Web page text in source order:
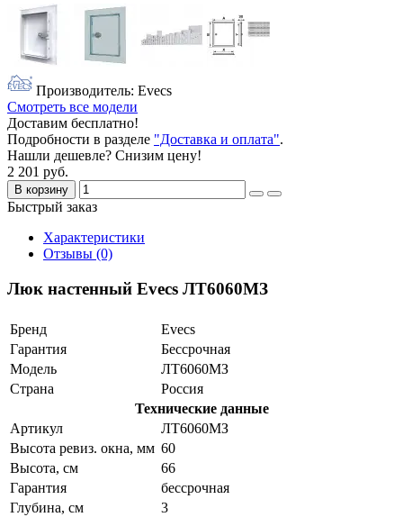
Производитель: Evecs
Смотреть все модели
Доставим бесплатно!
Подробности в разделе "Доставка и оплата".
Нашли дешевле? Снизим цену!
2 201 руб.
В корзину
Быстрый заказ
Характеристики
Отзывы (0)
Люк настенный Evecs ЛТ6060МЗ
Бренд
Evecs
Гарантия
Бессрочная
Модель
ЛТ6060МЗ
Страна
Россия
Технические данные
Артикул
ЛТ6060МЗ
Высота ревиз. окна, мм 60
Высота, см
66
Гарантия
бессрочная
Глубина, см
3